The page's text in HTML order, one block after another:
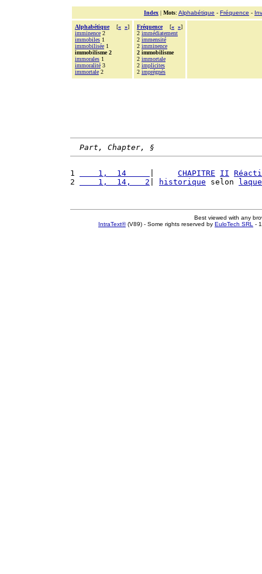
Index | Mots: Alphabétique - Fréquence -
Alphabétique [« »]
imminence 2
immobiles 1
immobilisée 1
immobilisme 2
immorales 1
immoralité 3
immortale 2
Fréquence [« »]
2 immédiatement
2 immensité
2 imminence
2 immobilisme
2 immortale
2 implicites
2 imprégnés
Part, Chapter, §
1
    1,  14
CHAPITRE II
2
    1,  14,   2
historique selon
Best viewed with any
IntraText®(V89) - Some rights reserved by EuloTech SRL -